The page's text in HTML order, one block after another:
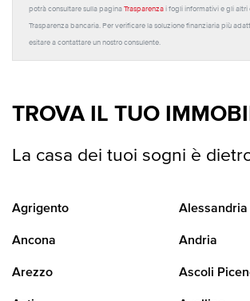
potrà consultare sulla pagina Trasparenza i fogli informativi e gli altri
Trasparenza bancaria. Per verificare la soluzione finanziaria più
esitare a contattare un nostro consulente.
TROVA IL TUO
La casa dei tuoi sogni è
Agrigento Alessandria
Ancona Andria
Arezzo Ascoli